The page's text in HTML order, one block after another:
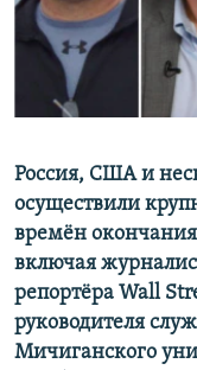
Россия, США и
осуществили
времён
включая
репортёра Wall
руководителя
Мичиганского